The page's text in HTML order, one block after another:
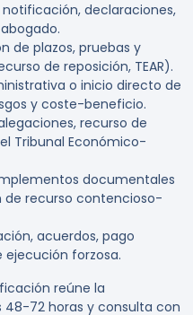
declaraciones,
de plazos, pruebas y
de reposición, TEAR).
o inicio directo de
y coste-beneficio.
recurso de
Tribunal Económico-
documentales
de recurso contencioso-
acuerdos, pago
forzosa.
reúne la
72 horas y consulta con